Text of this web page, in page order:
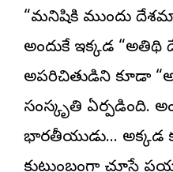
“మనిషికి ముందు
అందుకే ఇక్కడ “అతిథి
అపరిచితుడిని కూడా
సంస్కృతి ఏర్పడింది.
భారతీయుడు… అక్కడ